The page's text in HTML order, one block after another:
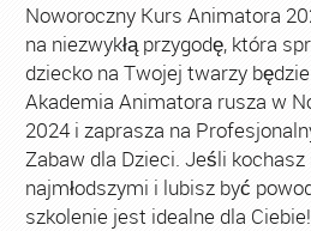
Noworoczny Kurs Animatora
na niezwykłą przygodę, która
dziecko na Twojej twarzy
Akademia Animatora rusza w
2024 i zaprasza na
Zabaw dla Dzieci. Jeśli
najmłodszymi i lubisz być
szkolenie jest idealne dla